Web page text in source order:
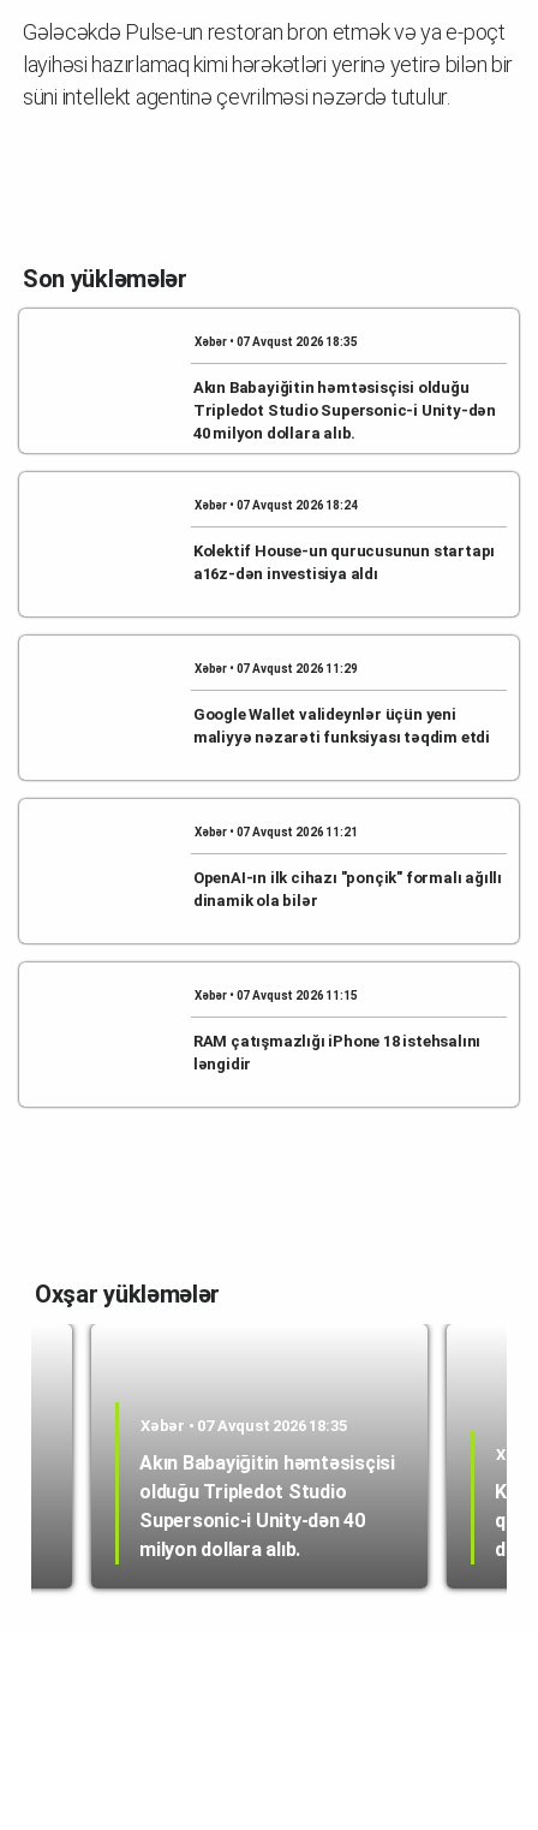
Gələcəkdə Pulse-un restoran bron etmək və ya e-poçt
layihəsi hazırlamaq kimi hərəkətləri yerinə yetirə bilən bir
süni intellekt agentinə çevrilməsi nəzərdə tutulur.
Son yükləmələr
Xəbər • 07 Avqust 2026 18:35
Akın Babayiğitin həmtəsisçisi olduğu
Tripledot Studio Supersonic-i Unity-dən
40 milyon dollara alıb.
Xəbər • 07 Avqust 2026 18:24
Kolektif House-un qurucusunun startapı
a16z-dən investisiya aldı
Xəbər • 07 Avqust 2026 11:29
Google Wallet valideynlər üçün yeni
maliyyə nəzarəti funksiyası təqdim etdi
Xəbər • 07 Avqust 2026 11:21
OpenAI-ın ilk cihazı "ponçik" formalı ağıllı
dinamik ola bilər
Xəbər • 07 Avqust 2026 11:15
RAM çatışmazlığı iPhone 18 istehsalını
ləngidir
Oxşar yükləmələr
Xəbər • 07 Avqust 2026 18:35
Akın Babayiğitin həmtəsisçisi
olduğu Tripledot Studio
Supersonic-i Unity-dən 40
milyon dollara alıb.
dən